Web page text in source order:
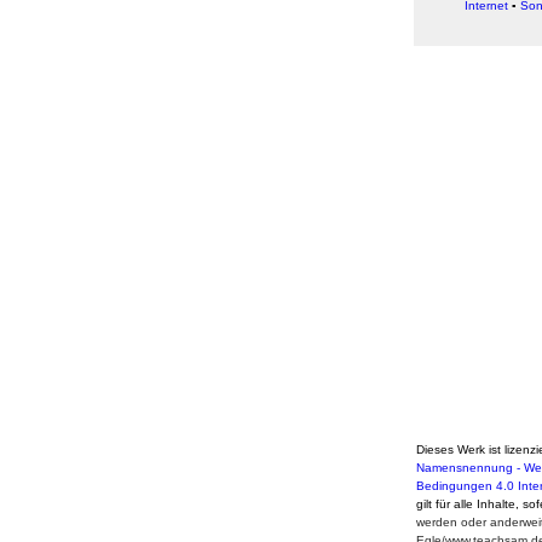
Internet ▪
Dieses Werk ist
Namensnennung -
Bedingungen 4.0
gilt für alle Inhalte,
werden oder